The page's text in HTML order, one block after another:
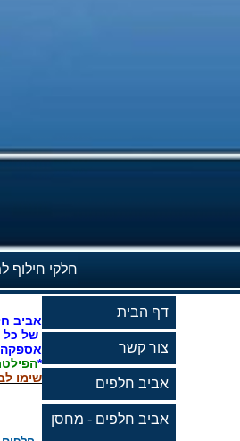
חלקי חילוף
דף הבית
צור קשר
אביב חלפים
אביב חלפים - מחסן
אביב
של כל
אספקה
*
שימו